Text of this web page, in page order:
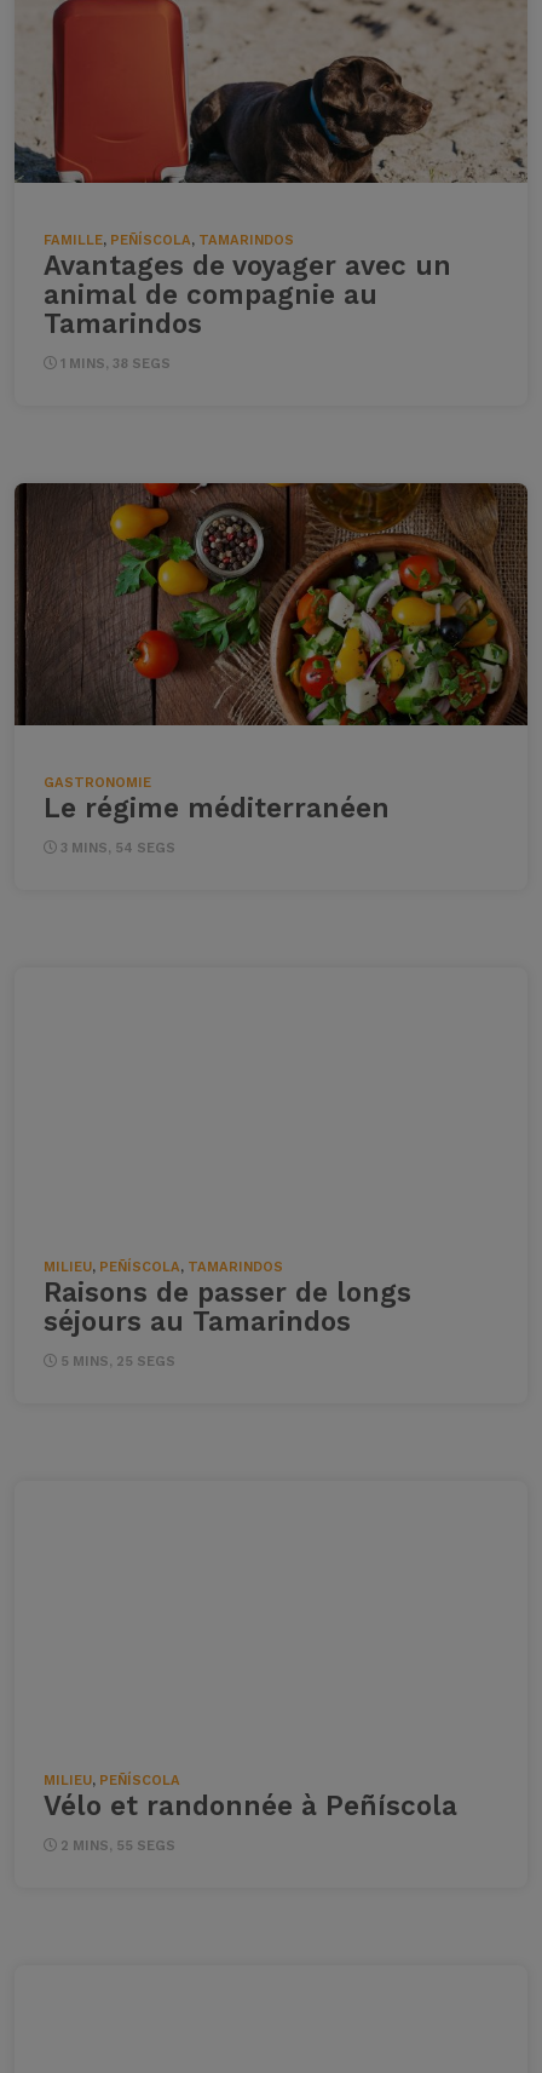
FAMILLE, PEÑÍSCOLA, TAMARINDOS
Avantages de voyager avec un
animal de compagnie au
Tamarindos
1 MINS, 38 SEGS
GASTRONOMIE
Le régime méditerranéen
3 MINS, 54 SEGS
MILIEU, PEÑÍSCOLA, TAMARINDOS
Raisons de passer de longs
séjours au Tamarindos
5 MINS, 25 SEGS
MILIEU, PEÑÍSCOLA
Vélo et randonnée à Peñíscola
2 MINS, 55 SEGS